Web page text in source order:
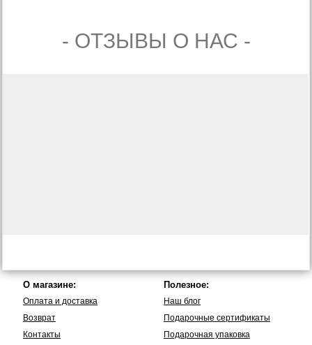
- ОТЗЫВЫ О НАС -
О магазине:
Оплата и доставка
Возврат
Контакты
Полезное:
Наш блог
Подарочные сертификаты
Подарочная упаковка